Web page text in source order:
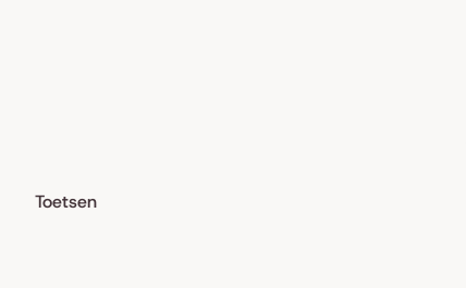
Toetsen